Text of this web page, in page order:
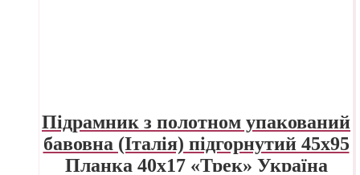
Підрамник з полотном упакований
бавовна (Італія) підгорнутий 45х95
Планка 40х17 «Трек» Україна